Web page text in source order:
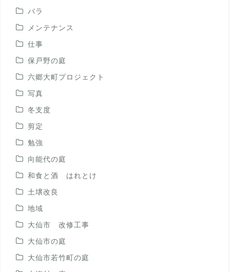
バラ
メンテナンス
仕事
保戸野の庭
六郷大町プロジェクト
写真
冬支度
剪定
勉強
向能代の庭
和食と酒 はれとけ
土壌改良
地域
大仙市 改修工事
大仙市の庭
大仙市若竹町の庭